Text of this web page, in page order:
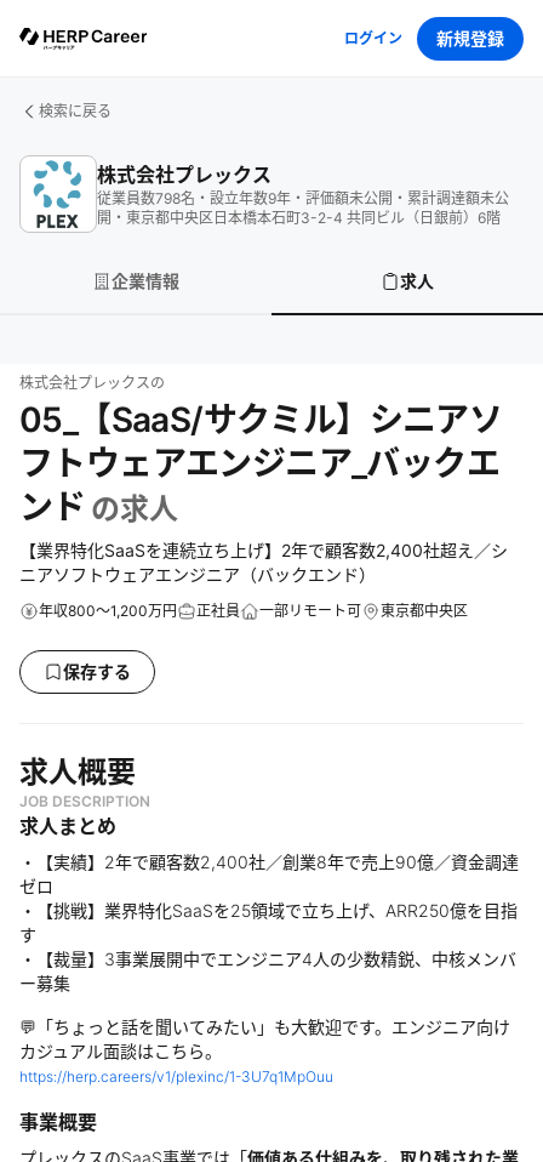
ログイン 新規登録
検索に戻る
株式会社プレックス
従業員数798名 ・ 設立年数9年 ・ 評価額未公開 ・ 累計調達額未公
開 ・ 東京都中央区日本橋本石町3-2-4 共同ビル（日銀前）6階
企業情報 求人
株式会社プレックスの
05_【SaaS/サクミル】シニアソ
フトウェアエンジニア_バックエ
ンド の求人
【業界特化SaaSを連続立ち上げ】2年で顧客数2,400社超え／シ
ニアソフトウェアエンジニア（バックエンド）
年収800～1,200万円 正社員 一部リモート可 東京都中央区
保存する
求人概要
JOB DESCRIPTION
求人まとめ
・【実績】2年で顧客数2,400社／創業8年で売上90億／資金調達
ゼロ
・【挑戦】業界特化SaaSを25領域で立ち上げ、ARR250億を目指
す
・【裁量】3事業展開中でエンジニア4人の少数精鋭、中核メンバ
ー募集
💬「ちょっと話を聞いてみたい」も大歓迎です。エンジニア向け
カジュアル面談はこちら。
https://herp.careers/v1/plexinc/1-3U7q1MpOuu
事業概要
プレックスのSaaS事業では「価値ある仕組みを、取り残された業